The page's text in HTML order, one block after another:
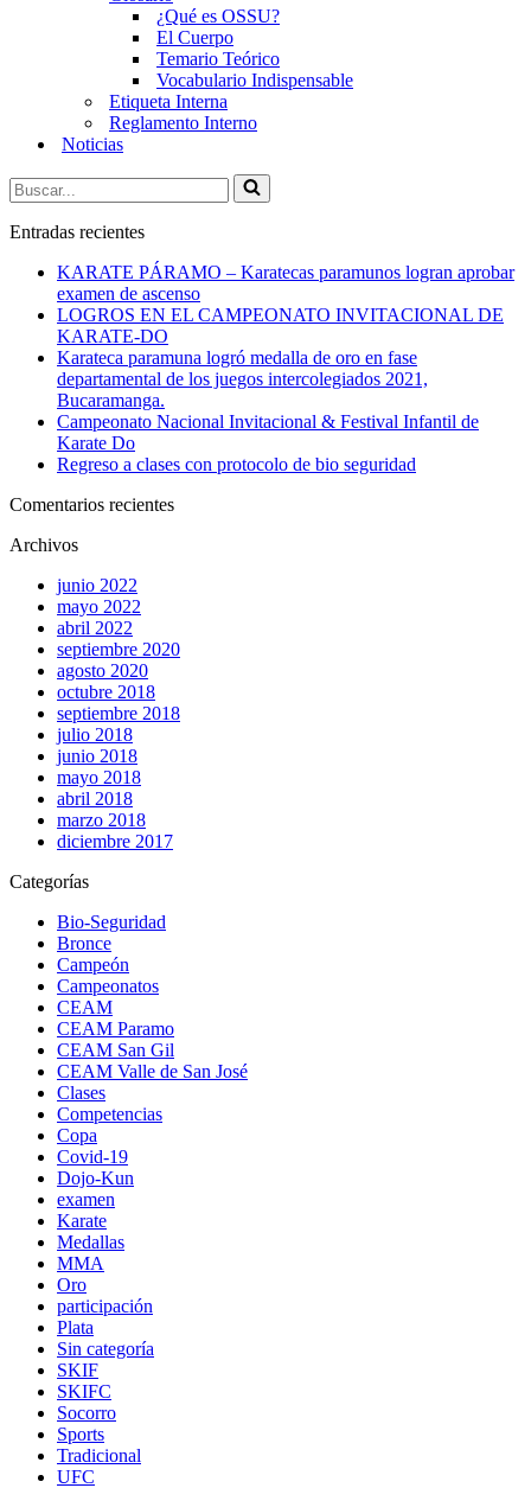
¿Qué es OSSU?
El Cuerpo
Temario Teórico
Vocabulario Indispensable
Etiqueta Interna
Reglamento Interno
Noticias
Buscar...
Entradas recientes
KARATE PÁRAMO – Karatecas paramunos logran aprobar
examen de ascenso
LOGROS EN EL CAMPEONATO INVITACIONAL DE
KARATE-DO
Karateca paramuna logró medalla de oro en fase
departamental de los juegos intercolegiados 2021,
Bucaramanga.
Campeonato Nacional Invitacional & Festival Infantil de
Karate Do
Regreso a clases con protocolo de bio seguridad
Comentarios recientes
Archivos
junio 2022
mayo 2022
abril 2022
septiembre 2020
agosto 2020
octubre 2018
septiembre 2018
julio 2018
junio 2018
mayo 2018
abril 2018
marzo 2018
diciembre 2017
Categorías
Bio-Seguridad
Bronce
Campeón
Campeonatos
CEAM
CEAM Paramo
CEAM San Gil
CEAM Valle de San José
Clases
Competencias
Copa
Covid-19
Dojo-Kun
examen
Karate
Medallas
MMA
Oro
participación
Plata
Sin categoría
SKIF
SKIFC
Socorro
Sports
Tradicional
UFC